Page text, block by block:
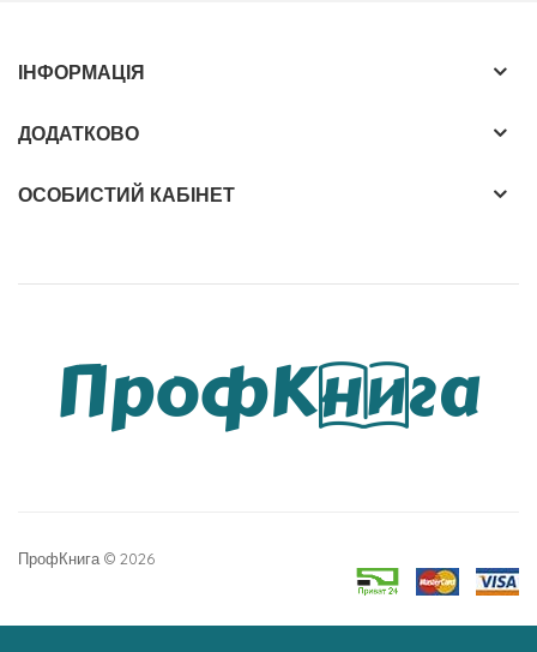
ІНФОРМАЦІЯ
ДОДАТКОВО
ОСОБИСТИЙ КАБІНЕТ
ПрофКнига © 2026